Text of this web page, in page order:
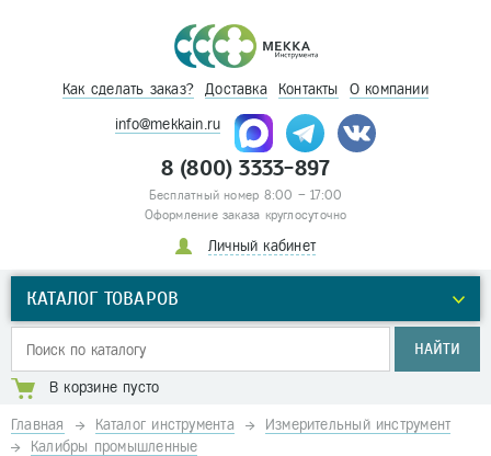
Как сделать заказ? Доставка Контакты О компании
info@mekkain.ru
8 (800) 3333-897
Бесплатный номер 8:00 – 17:00
Оформление заказа круглосуточно
Личный кабинет
КАТАЛОГ ТОВАРОВ
НАЙТИ
В корзине пусто
Главная Каталог инструмента
Измерительный инструмент
Калибры промышленные